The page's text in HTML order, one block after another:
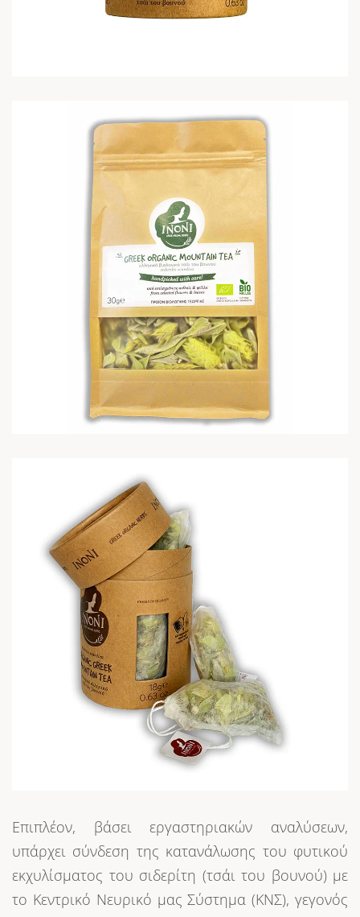
Επιπλέον, βάσει εργαστηριακών αναλύσεων,
υπάρχει σύνδεση της κατανάλωσης του φυτικού
εκχυλίσματος του σιδερίτη (τσάι του βουνού) με
το Κεντρικό Νευρικό μας Σύστημα (ΚΝΣ), γεγονός